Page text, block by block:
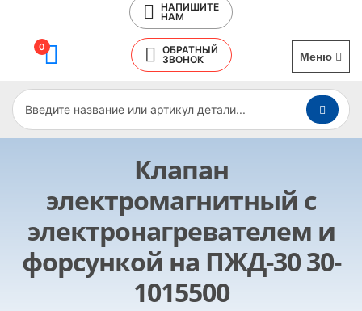
НАПИШИТЕ
НАМ
0
ОБРАТНЫЙ
ЗВОНОК
Меню
Клапан
электромагнитный с
электронагревателем и
форсункой на ПЖД-30 30-
1015500